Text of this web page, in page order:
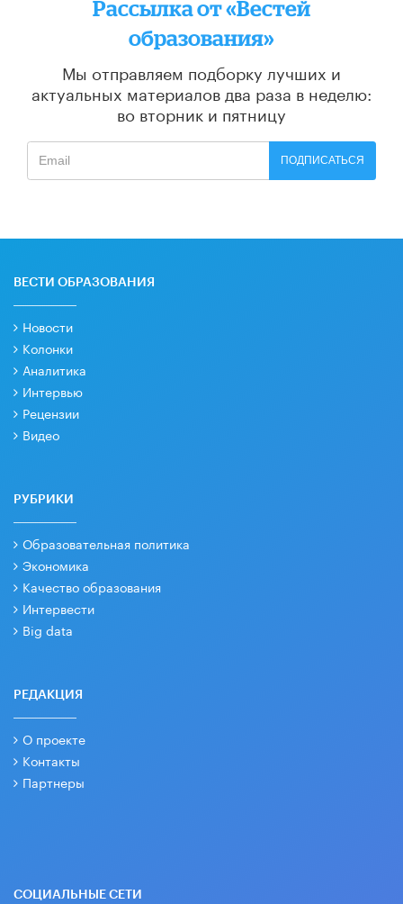
Рассылка от «Вестей
образования»
Мы отправляем подборку лучших и
актуальных материалов два раза в неделю:
во вторник и пятницу
ПОДПИСАТЬСЯ
ВЕСТИ ОБРАЗОВАНИЯ
Новости
Колонки
Аналитика
Интервью
Рецензии
Видео
РУБРИКИ
Образовательная политика
Экономика
Качество образования
Интервести
Big data
РЕДАКЦИЯ
О проекте
Контакты
Партнеры
СОЦИАЛЬНЫЕ СЕТИ